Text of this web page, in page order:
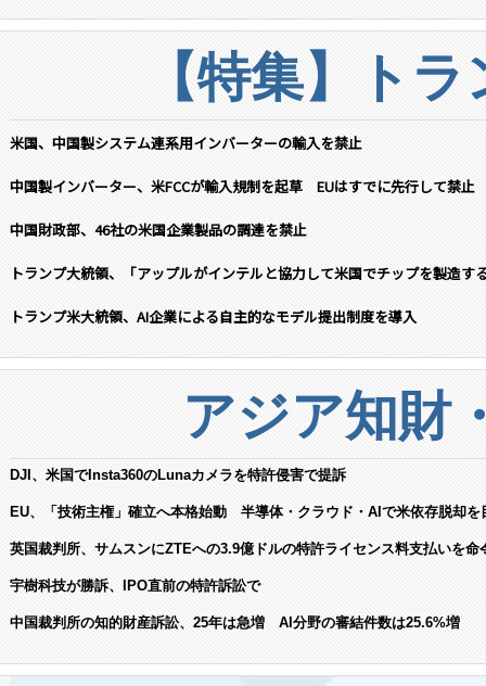
【特集】ト
米国、中国製システム連系用インバーターの輸入を禁止
中国製インバーター、米FCCが輸入規制を起草 EUはすでに先行して禁止
中国財政部、46社の米国企業製品の調達を禁止
トランプ大統領、「アップルがインテルと協力して米国でチップを製造す
トランプ米大統領、AI企業による自主的なモデル提出制度を導入
アジア知財
DJI、米国でInsta360のLunaカメラを特許侵害で提訴
EU、「技術主権」確立へ本格始動 半導体・クラウド・AIで米依存脱却を
英国裁判所、サムスンにZTEへの3.9億ドルの特許ライセンス料支払いを命
宇樹科技が勝訴、IPO直前の特許訴訟で
中国裁判所の知的財産訴訟、25年は急増 AI分野の審結件数は25.6%増